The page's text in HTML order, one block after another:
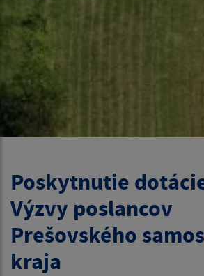
Poskytnutie
Výzvy poslancov
Prešovského
kraja